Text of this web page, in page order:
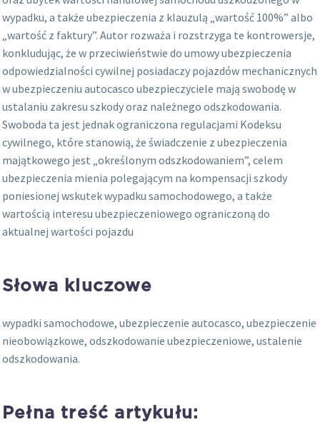
wypadku, a także ubezpieczenia z klauzulą „wartość 100%” albo
„wartość z faktury”. Autor rozważa i rozstrzyga te kontrowersje,
konkludując, że w przeciwieństwie do umowy ubezpieczenia
odpowiedzialności cywilnej posiadaczy pojazdów mechanicznych
w ubezpieczeniu autocasco ubezpieczyciele mają swobodę w
ustalaniu zakresu szkody oraz należnego odszkodowania.
Swoboda ta jest jednak ograniczona regulacjami Kodeksu
cywilnego, które stanowią, że świadczenie z ubezpieczenia
majątkowego jest „określonym odszkodowaniem”, celem
ubezpieczenia mienia polegającym na kompensacji szkody
poniesionej wskutek wypadku samochodowego, a także
wartością interesu ubezpieczeniowego ograniczoną do
aktualnej wartości pojazdu
Słowa kluczowe
wypadki samochodowe, ubezpieczenie autocasco, ubezpieczenie
nieobowiązkowe, odszkodowanie ubezpieczeniowe, ustalenie
odszkodowania.
Pełna treść artykułu: